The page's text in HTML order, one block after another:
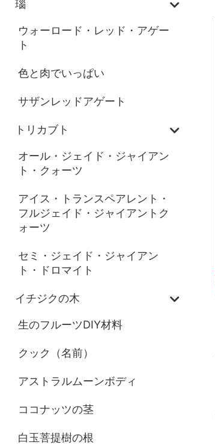
瑙
ウォーロード・レッド・アゲー
ト
色と肉でいっぱい
サザンレッドアゲート
トリカブト
オール・ジェイド・ジャイアン
ト・クォーツ
アイス・トランスペアレント・
フルジェイド・ジャイアントク
ォーツ
セミ・ジェイド・ジャイアン
ト・ドロマイト
イチジクの木
生のフルーツDIY材料
クック（名前）
アストラルムーンボディ
ココナッツの茎
白玉菩提樹の根